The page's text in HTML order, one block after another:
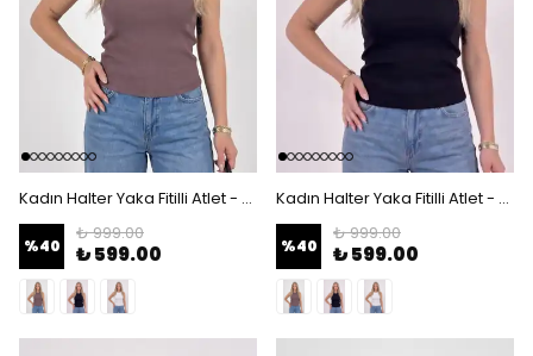
Kadın Halter Yaka Fitilli Atlet - Ribana Dokulu Slim Fit Kolsuz Body - Acı Kahve
%40
₺ 999.00
₺ 599.00
Kadın Halter Yaka Fitilli Atlet - Ribana Dokulu Slim Fit Kolsuz Body - Siyah
%40
₺ 999.00
₺ 599.00